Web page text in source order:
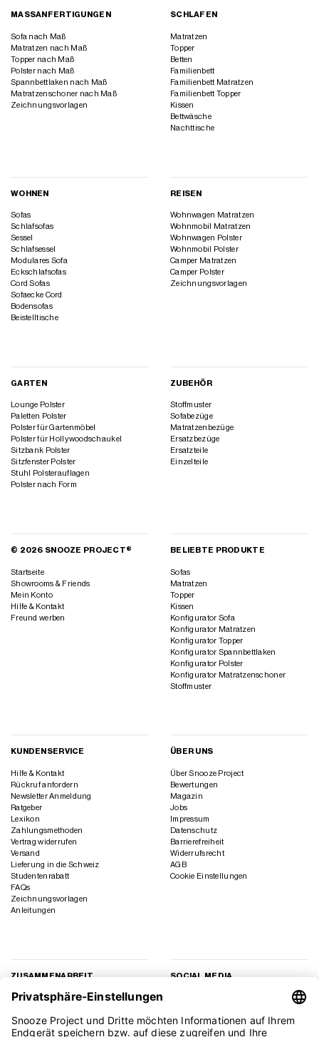
MASSANFERTIGUNGEN
Sofa nach Maß
Matratzen nach Maß
Topper nach Maß
Polster nach Maß
Spannbettlaken nach Maß
Matratzenschoner nach Maß
Zeichnungsvorlagen
SCHLAFEN
Matratzen
Topper
Betten
Familienbett
Familienbett Matratzen
Familienbett Topper
Kissen
Bettwäsche
Nachttische
WOHNEN
Sofas
Schlafsofas
Sessel
Schlafsessel
Modulares Sofa
Eckschlafsofas
Cord Sofas
Sofaecke Cord
Bodensofas
Beistelltische
REISEN
Wohnwagen Matratzen
Wohnmobil Matratzen
Wohnwagen Polster
Wohnmobil Polster
Camper Matratzen
Camper Polster
Zeichnungsvorlagen
GARTEN
Lounge Polster
Paletten Polster
Polster für Gartenmöbel
Polster für Hollywoodschaukel
Sitzbank Polster
Sitzfenster Polster
Stuhl Polsterauflagen
Polster nach Form
ZUBEHÖR
Stoffmuster
Sofabezüge
Matratzenbezüge
Ersatzbezüge
Ersatzteile
Einzelteile
© 2026 SNOOZE PROJECT®
Startseite
Showrooms & Friends
Mein Konto
Hilfe & Kontakt
Freund werben
BELIEBTE PRODUKTE
Sofas
Matratzen
Topper
Kissen
Konfigurator Sofa
Konfigurator Matratzen
Konfigurator Topper
Konfigurator Spannbettlaken
Konfigurator Polster
Konfigurator Matratzenschoner
Stoffmuster
KUNDENSERVICE
Hilfe & Kontakt
Rückruf anfordern
Newsletter Anmeldung
Ratgeber
Lexikon
Zahlungsmethoden
Vertrag widerrufen
Versand
Lieferung in die Schweiz
Studentenrabatt
FAQs
Zeichnungsvorlagen
Anleitungen
ÜBER UNS
Über Snooze Project
Bewertungen
Magazin
Jobs
Impressum
Datenschutz
Barrierefreiheit
Widerrufsrecht
AGB
Cookie Einstellungen
ZUSAMMENARBEIT
Geschäftskunden
Presse
Affiliate Marketing
SOCIAL MEDIA
TikTok
YouTube